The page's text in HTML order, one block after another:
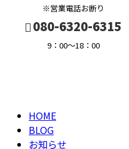
※営業電話お断り
080-6320-6315
9：00～18：00
HOME
BLOG
お知らせ